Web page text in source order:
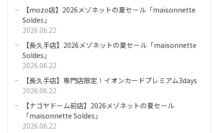
【mozo店】2026メゾネットの夏セール「maisonnette
Soldes」
2026.06.22
【長久手店】2026メゾネットの夏セール「maisonnette
Soldes」
2026.06.22
【長久手店】専門店限定！イオンカードプレミアム3days
2026.06.22
【ナゴヤドーム前店】2026メゾネットの夏セール
「maisonnette Soldes」
2026.06.22